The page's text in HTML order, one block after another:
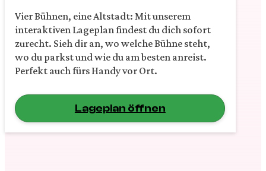
Vier Bühnen, eine Altstadt: Mit unserem
interaktiven Lageplan findest du dich sofort
zurecht. Sieh dir an, wo welche Bühne steht,
wo du parkst und wie du am besten anreist.
Perfekt auch fürs Handy vor Ort.
Lageplan öffnen